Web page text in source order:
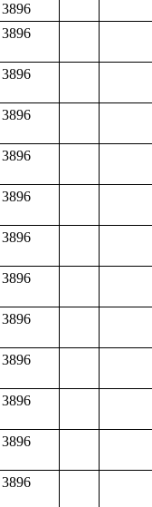
3896
3896
3896
3896
3896
3896
3896
3896
3896
3896
3896
3896
3896